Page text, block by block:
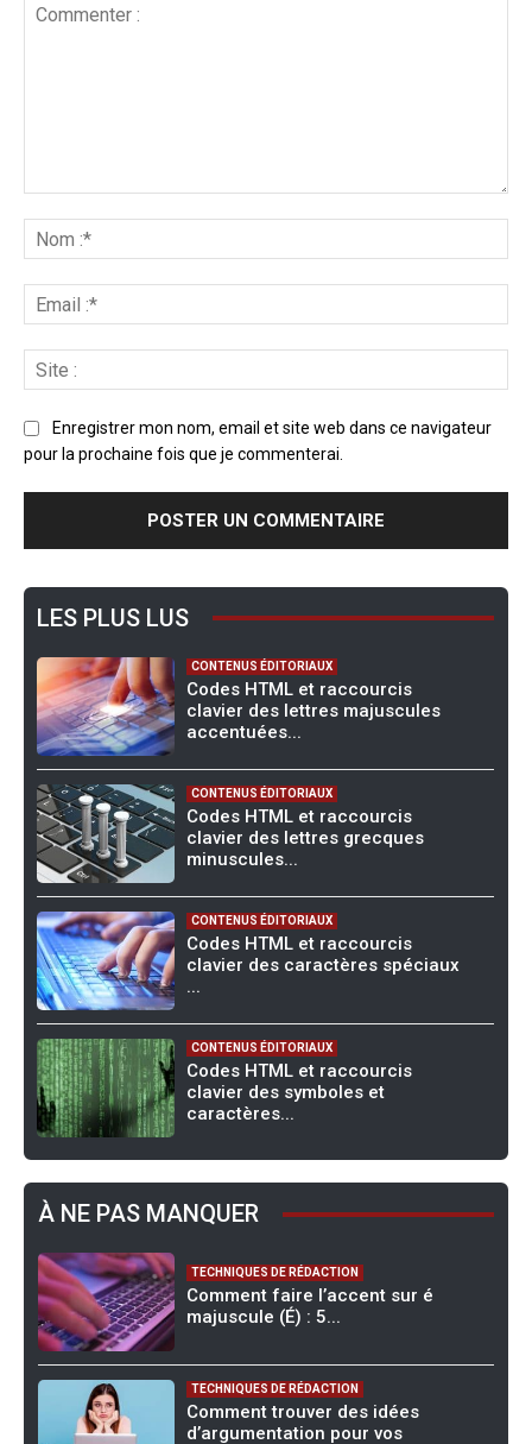
Enregistrer mon nom, email et site web dans ce navigateur
pour la prochaine fois que je commenterai.
LES PLUS LUS
CONTENUS ÉDITORIAUX
Codes HTML et raccourcis
clavier des lettres majuscules
accentuées...
CONTENUS ÉDITORIAUX
Codes HTML et raccourcis
clavier des lettres grecques
minuscules...
CONTENUS ÉDITORIAUX
Codes HTML et raccourcis
clavier des caractères spéciaux
...
CONTENUS ÉDITORIAUX
Codes HTML et raccourcis
clavier des symboles et
caractères...
À NE PAS MANQUER
TECHNIQUES DE RÉDACTION
Comment faire l’accent sur é
majuscule (É) : 5...
TECHNIQUES DE RÉDACTION
Comment trouver des idées
d’argumentation pour vos